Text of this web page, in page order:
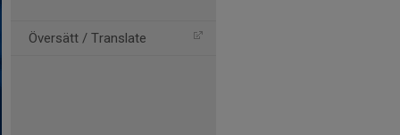
Översätt / Translate